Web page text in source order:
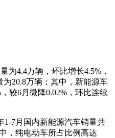
为4.4万辆，环比增长4.5%，
为20.8万辆；其中，新能源车
较6月微降0.02%，环比连续
1-7月国内新能源汽车销量共
，纯电动车所占比例高达